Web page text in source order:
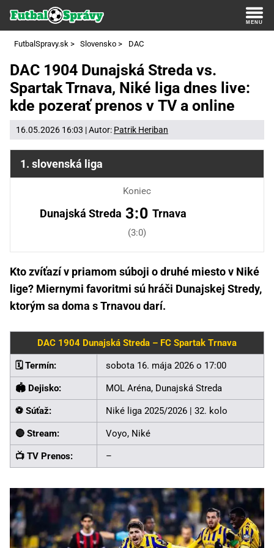
FutbalSpravy.sk > Slovensko > DAC
DAC 1904 Dunajská Streda vs.
Spartak Trnava, Niké liga dnes live:
kde pozerať prenos v TV a online
16.05.2026 16:03 | Autor: Patrik Heriban
1. slovenská liga
Koniec
Dunajská Streda 3:0 Trnava
(3:0)
Kto zvíťazí v priamom súboji o druhé miesto v Niké
lige? Miernymi favoritmi sú hráči Dunajskej Stredy,
ktorým sa doma s Trnavou darí.
DAC 1904 Dunajská Streda – FC Spartak Trnava
🗓️ Termín: sobota 16. mája 2026 o 17:00
🏟️ Dejisko: MOL Aréna, Dunajská Streda
⚽ Súťaž: Niké liga 2025/2026 | 32. kolo
🔴 Stream: Voyo, Niké
📺 TV Prenos: –